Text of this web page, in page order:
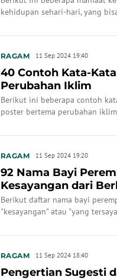
kehidupan sehari-hari, yang
RAGAM 11 Sep 2024 19:40
40 Contoh Kata-
Perubahan Iklim
Berikut ini beberapa contoh
poster bertema perubahan
RAGAM 11 Sep 2024 19:20
92 Nama Bayi
Kesayangan dari
Berikut daftar nama bayi
"kesayangan" atau "yang
RAGAM 11 Sep 2024 18:40
Pengertian Sugesti